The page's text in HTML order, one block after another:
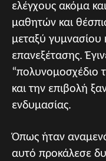
ελέγχους ακόμα
μαθητών και
μεταξύ γυμνασίου
επανεξέτασης.
“πολυνομοσχέδιο
και την επιβολή
ενδυμασίας.
Όπως ήταν
αυτό προκάλεσε